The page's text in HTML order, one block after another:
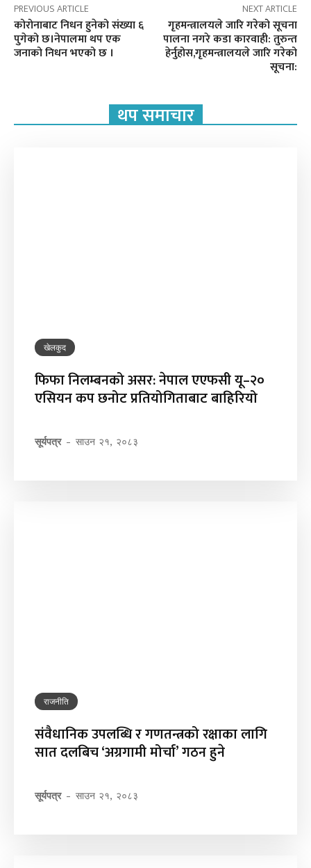
PREVIOUS ARTICLE
कोरोनाबाट निधन हुनेको संख्या ६
पुगेको छ।नेपालमा थप एक
जनाको निधन भएको छ ।
NEXT ARTICLE
गृहमन्त्रालयले जारि गरेको सूचना
पालना नगरे कडा कारवाही: तुरुन्त
हेर्नुहोस,गृहमन्त्रालयले जारि गरेको
सूचना:
थप समाचार
खेलकुद
फिफा निलम्बनको असर: नेपाल एएफसी यू–२०
एसियन कप छनोट प्रतियोगिताबाट बाहिरियो
सूर्यपत्र - साउन २१, २०८३
राजनीति
संवैधानिक उपलब्धि र गणतन्त्रको रक्षाका लागि
सात दलबिच ‘अग्रगामी मोर्चा’ गठन हुने
सूर्यपत्र - साउन २१, २०८३